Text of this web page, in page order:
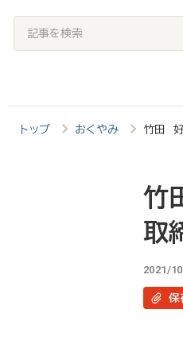
記
事
検
索
トップ おくやみ 竹田 好
竹
取
2021/
保